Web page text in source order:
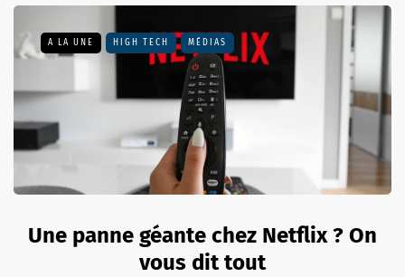
A LA UNE HIGH TECH MÉDIAS
Une panne géante chez Netflix ? On
vous dit tout